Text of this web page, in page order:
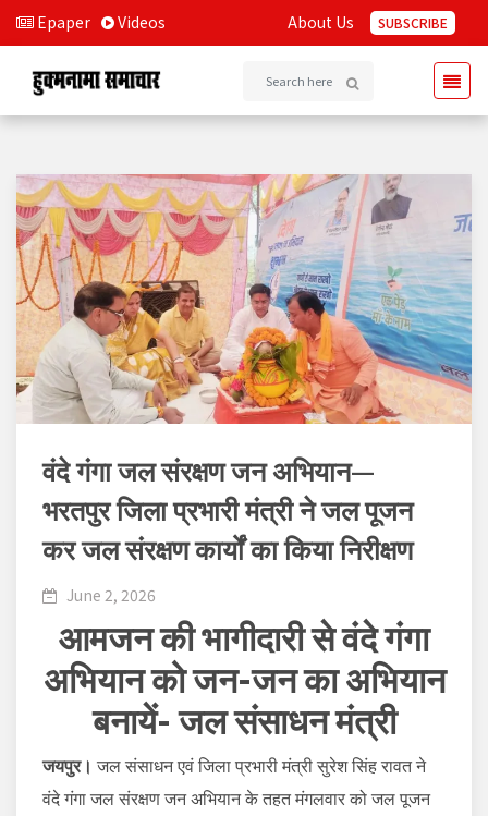
Epaper Videos About Us SUBSCRIBE
वंदे गंगा जल संरक्षण जन अभियान—
भरतपुर जिला प्रभारी मंत्री ने जल पूजन
कर जल संरक्षण कार्यों का किया निरीक्षण
June 2, 2026
आमजन की भागीदारी से वंदे गंगा
अभियान को जन-जन का अभियान
बनायें- जल संसाधन मंत्री
जयपुर। जल संसाधन एवं जिला प्रभारी मंत्री सुरेश सिंह रावत ने
वंदे गंगा जल संरक्षण जन अभियान के तहत मंगलवार को जल पूजन